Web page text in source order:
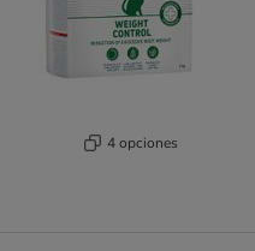
4 opciones